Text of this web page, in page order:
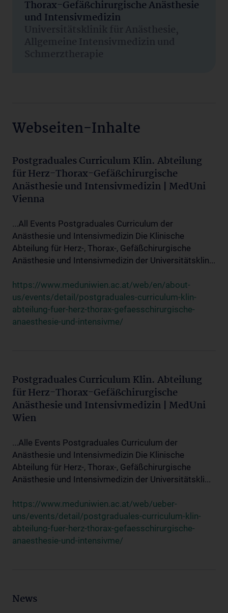
Thorax-Gefäßchirurgische Anästhesie
und Intensivmedizin
Universitätsklinik für Anästhesie,
Allgemeine Intensivmedizin und
Schmerztherapie
Webseiten-Inhalte
Postgraduales Curriculum Klin. Abteilung
für Herz-Thorax-Gefäßchirurgische
Anästhesie und Intensivmedizin | MedUni
Vienna
...All Events Postgraduales Curriculum der
Anästhesie und Intensivmedizin Die Klinische
Abteilung für Herz-, Thorax-, Gefäßchirurgische
Anästhesie und Intensivmedizin der Universitätsklin...
https://www.meduniwien.ac.at/web/en/about-
us/events/detail/postgraduales-curriculum-klin-
abteilung-fuer-herz-thorax-gefaesschirurgische-
anaesthesie-und-intensivme/
Postgraduales Curriculum Klin. Abteilung
für Herz-Thorax-Gefäßchirurgische
Anästhesie und Intensivmedizin | MedUni
Wien
...Alle Events Postgraduales Curriculum der
Anästhesie und Intensivmedizin Die Klinische
Abteilung für Herz-, Thorax-, Gefäßchirurgische
Anästhesie und Intensivmedizin der Universitätskli...
https://www.meduniwien.ac.at/web/ueber-
uns/events/detail/postgraduales-curriculum-klin-
abteilung-fuer-herz-thorax-gefaesschirurgische-
anaesthesie-und-intensivme/
News